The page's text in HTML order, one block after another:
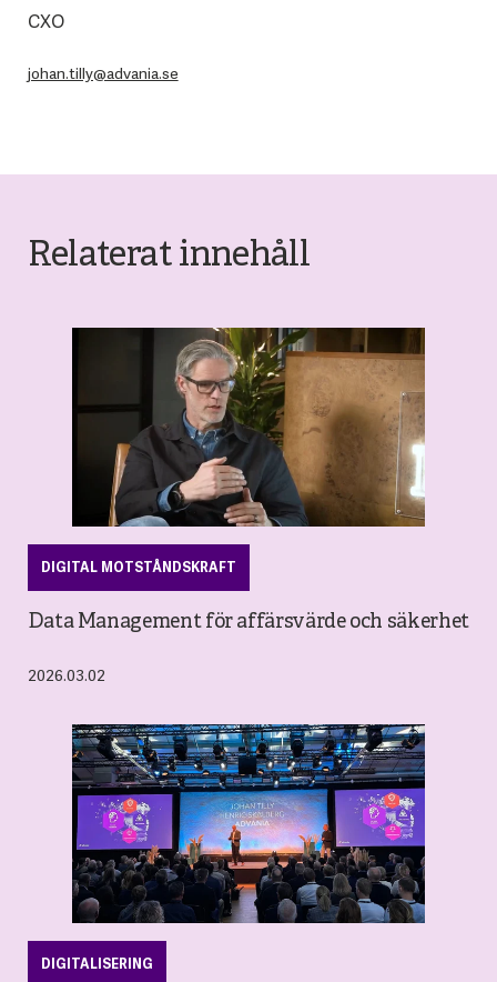
CXO
johan.tilly@advania.se
Relaterat innehåll
DIGITAL MOTSTÅNDSKRAFT
Data Management för affärsvärde och säkerhet
2026.03.02
DIGITALISERING